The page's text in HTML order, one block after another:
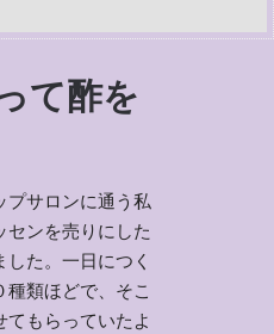
て酢を
プサロンに通う私
センを売りにした
た。一日につく
種類ほどで、そこ
てもらっていたよ